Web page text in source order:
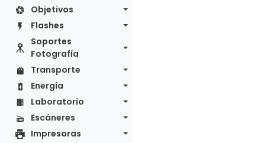
Objetivos
Flashes
Soportes
Fotografía
Transporte
Energía
Laboratorio
Escáneres
Impresoras